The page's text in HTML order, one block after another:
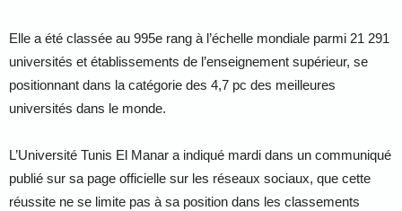
Elle a été classée au 995e rang à l’échelle mondiale parmi 21 291
universités et établissements de l’enseignement supérieur, se
positionnant dans la catégorie des 4,7 pc des meilleures
universités dans le monde.
L’Université Tunis El Manar a indiqué mardi dans un communiqué
publié sur sa page officielle sur les réseaux sociaux, que cette
réussite ne se limite pas à sa position dans les classements